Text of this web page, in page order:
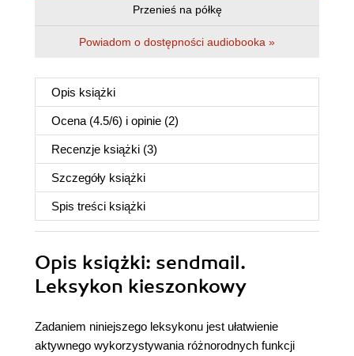
Przenieś na półkę
Powiadom o dostępności audiobooka »
Opis książki
Ocena (4.5/6) i opinie (2)
Recenzje książki (3)
Szczegóły książki
Spis treści książki
Opis książki: sendmail.
Leksykon kieszonkowy
Zadaniem niniejszego leksykonu jest ułatwienie
aktywnego wykorzystywania różnorodnych funkcji